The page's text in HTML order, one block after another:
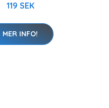
119 SEK
MER INFO!